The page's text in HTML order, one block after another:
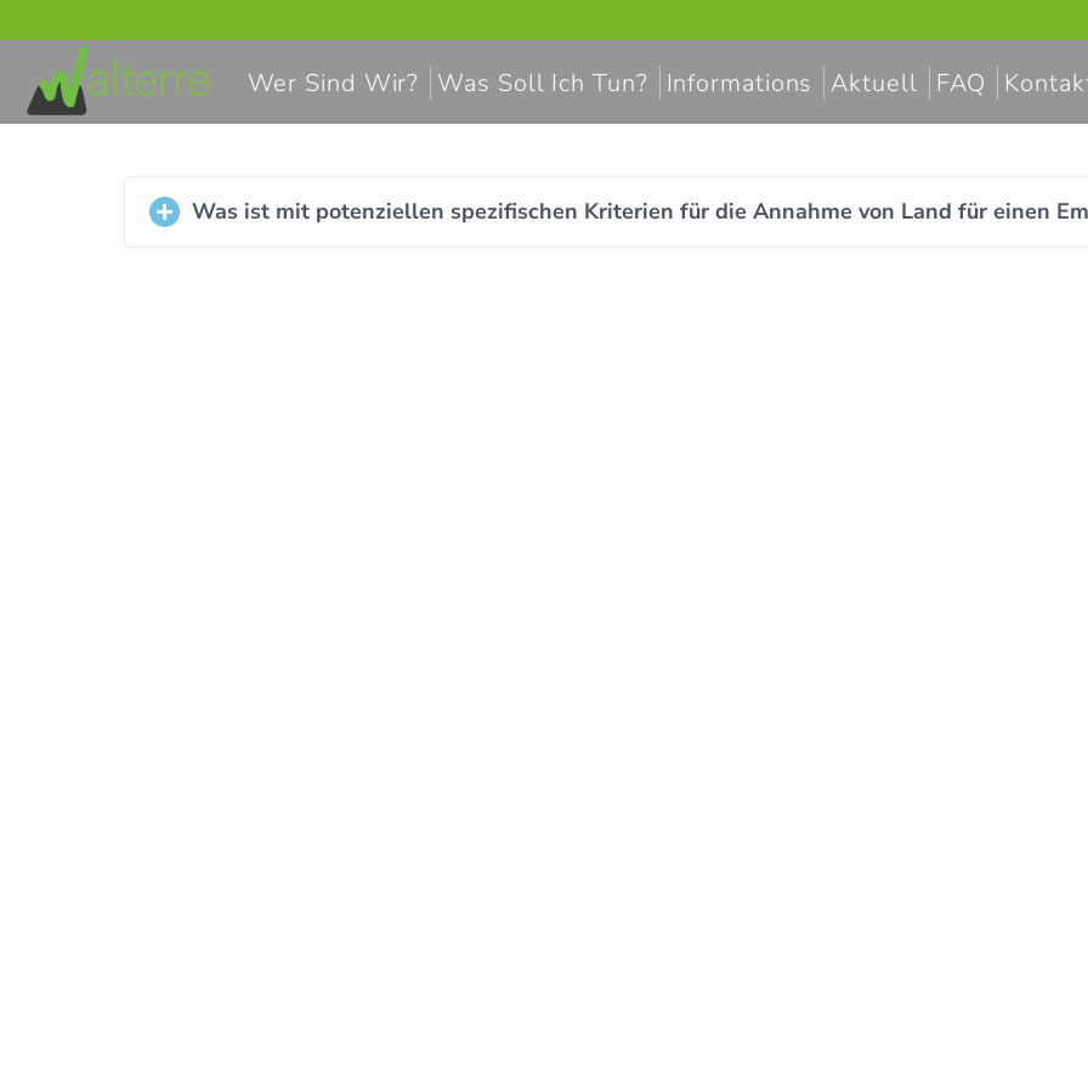
Wer Sind Wir? Was Soll Ich Tun? Informations Aktuell FAQ
Was ist mit potenziellen spezifischen Kriterien für die Annahme von Land für einen